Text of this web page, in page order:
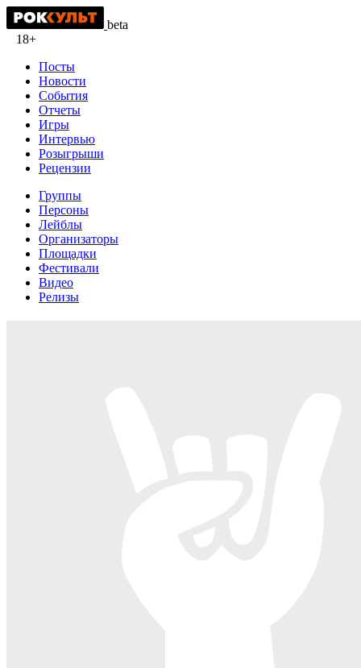
beta
18+
Посты
Новости
События
Отчеты
Игры
Интервью
Розыгрыши
Рецензии
Группы
Персоны
Лейблы
Организаторы
Площадки
Фестивали
Видео
Релизы